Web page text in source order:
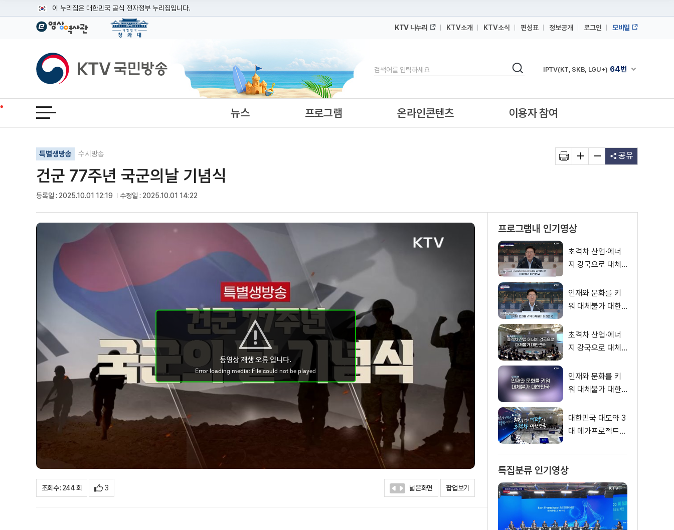
이 누리집은 대한민국 공식 전자정부 누리집입니다.
공식 누리집 주소 확인하기
이밖에 or.kr 또는 .kr등 다른 도메인 주소를 사용하고 있다면 아래 URL에서 도메인 주소를 확인해 보세요
운영중인 공식 누리집보기
KTV 나누리 KTV소개 KTV소식 편성표 정보공개 로그인 모바일
KTV국민방송
검색
검색 채널안내 펼쳐
IPTV(KT, SKB, LGU+) 64번
IPTV(KT, SKB, LGU+)
전체메뉴 열기 뉴스 프로그램 온라인콘텐츠 이용자 참여
특별생방송 수시방송
건군 77주년 국군의날 기념식
등록일 : 2025.10.01 12:19 수정일 : 2025.10.01 14:22
기사인쇄
글자확대
글자축소 공유
조회수 : 244 회 3 넓은화면 팝업보기
프로그램내 인기영상
초격차 산업·에너
지 강국으로 대체
재명 대통령 모두
말씀
인재와 문화를 키
워 대체불가 대한
령 모두말씀
초격차 산업·에너
지 강국으로 대체
인재와 문화를 키
워 대체불가 대한
대한민국 대도약 3
대 메가프로젝트
특집분류 인기영상